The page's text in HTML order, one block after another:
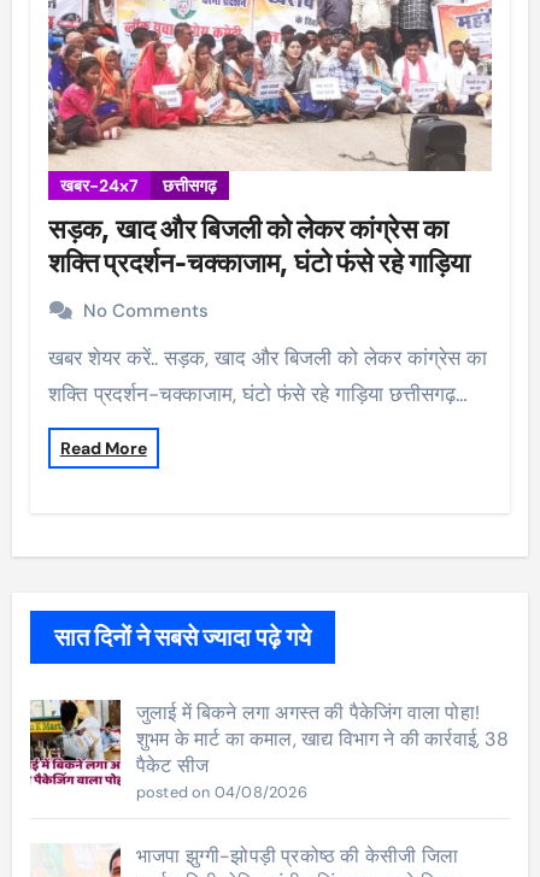
खबर-24x7 छत्तीसगढ़
सड़क, खाद और बिजली को लेकर कांग्रेस का
शक्ति प्रदर्शन-चक्काजाम, घंटो फंसे रहे गाड़िया
No Comments
खबर शेयर करें.. सड़क, खाद और बिजली को लेकर कांग्रेस का
शक्ति प्रदर्शन-चक्काजाम, घंटो फंसे रहे गाड़िया छत्तीसगढ़…
Read More
सात दिनों ने सबसे ज्यादा पढ़े गये
जुलाई में बिकने लगा अगस्त की पैकेजिंग वाला पोहा!
शुभम के मार्ट का कमाल, खाद्य विभाग ने की कार्रवाई, 38
पैकेट सीज
posted on 04/08/2026
भाजपा झुग्गी-झोपड़ी प्रकोष्ठ की केसीजी जिला